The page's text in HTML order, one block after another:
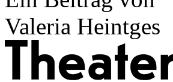
Valeria Heintges